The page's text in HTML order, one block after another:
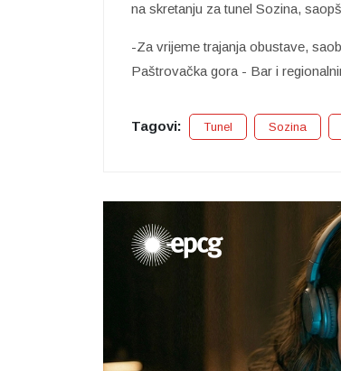
na skretanju za tunel Sozina,
-Za vrijeme trajanja obustave,
Paštrovačka gora - Bar i
Tagovi: Tunel Sozina